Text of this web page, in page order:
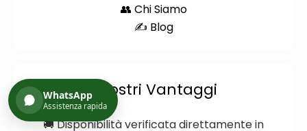
👥 Chi Siamo
✍️ Blog
I Nostri Vantaggi
🚚 Disponibilità verificata direttamente in
WhatsApp
Assistenza rapida